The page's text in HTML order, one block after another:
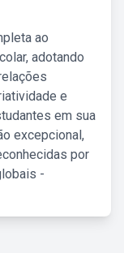
ao
adotando
e
em sua
excepcional,
por
-